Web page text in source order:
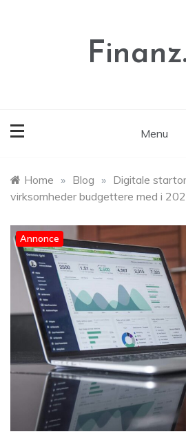
Menu
Home » Blog » Digitale
virksomheder budgettere med i
Annonce